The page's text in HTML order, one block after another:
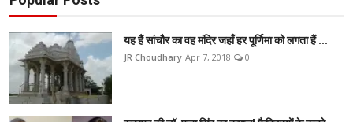
यह हैं सांचौर का वह मंदिर जहाँ हर पूर्णिमा को लगता हैं ...
JR Choudhary Apr 7, 2018 0